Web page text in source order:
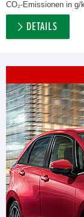
CO₂-Emissionen in
DETAILS